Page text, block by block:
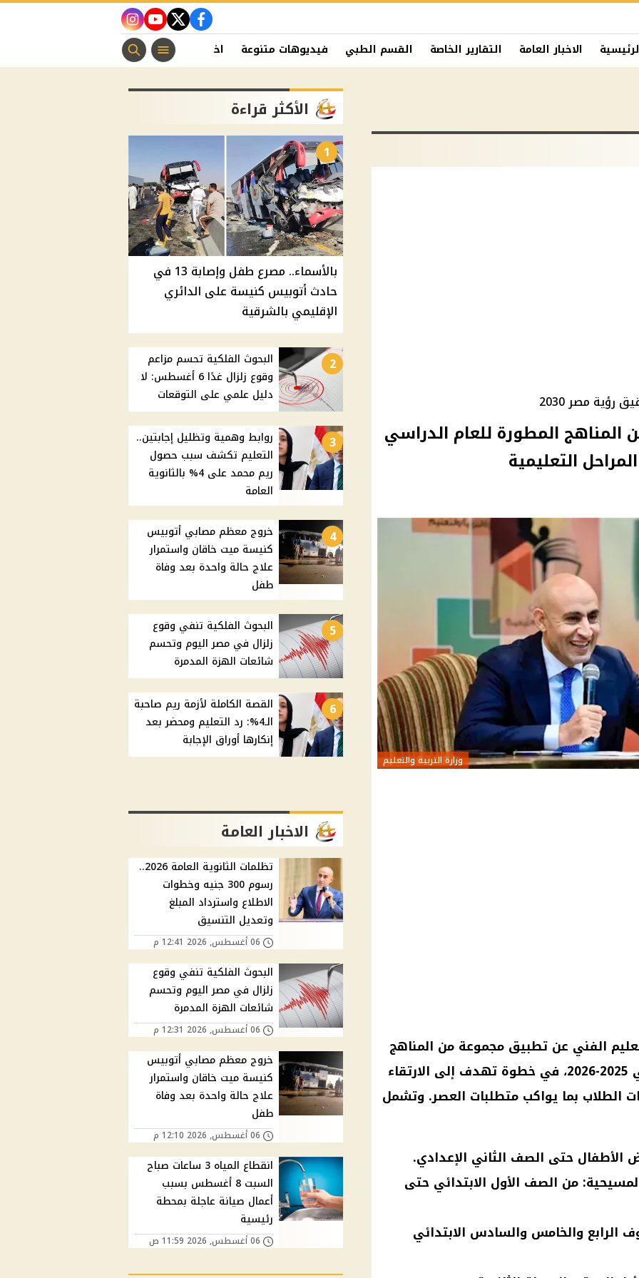
facebook
twitter
youtube
instagram
الاخبار العامة التقارير الخاصة القسم الطبي فيديوهات متنوعة اخبار الفن منوعات مسيحية
مصر 2030
المناهج المطورة للعام الدراسي
وزارة التربية والتعليم
الفني عن تطبيق مجموعة من المناهج
المطورة بداية من العام الدراسي 2025-2026، في خطوة تهدف إلى الارتقاء
الطلاب بما يواكب متطلبات العصر. وتشمل
الأطفال حتى الصف الثاني الإعدادي.
من الصف الأول الابتدائي حتى
الرابع والخامس والسادس الابتدائي
الأكثر قراءة
1
بالأسماء.. مصرع طفل وإصابة 13 في
حادث أتوبيس كنيسة على الدائري
الإقليمي بالشرقية
2
البحوث الفلكية تحسم مزاعم
وقوع زلزال غدًا 6 أغسطس: لا
دليل علمي على التوقعات
3
روابط وهمية وتظليل إجابتين..
التعليم تكشف سبب حصول
ريم محمد على 4% بالثانوية
العامة
4
خروج معظم مصابي أتوبيس
كنيسة ميت خاقان واستمرار
علاج حالة واحدة بعد وفاة
طفل
5
البحوث الفلكية تنفي وقوع
زلزال في مصر اليوم وتحسم
شائعات الهزة المدمرة
6
القصة الكاملة لأزمة ريم صاحبة
الـ4%: رد التعليم ومحضر بعد
إنكارها أوراق الإجابة
الاخبار العامة
تظلمات الثانوية العامة 2026..
رسوم 300 جنيه وخطوات
الاطلاع واسترداد المبلغ
وتعديل التنسيق
06 أغسطس, 2026 12:41 م
البحوث الفلكية تنفي وقوع
زلزال في مصر اليوم وتحسم
شائعات الهزة المدمرة
06 أغسطس, 2026 12:31 م
خروج معظم مصابي أتوبيس
كنيسة ميت خاقان واستمرار
علاج حالة واحدة بعد وفاة
طفل
06 أغسطس, 2026 12:10 م
انقطاع المياه 3 ساعات صباح
السبت 8 أغسطس بسبب
أعمال صيانة عاجلة بمحطة
رئيسية
06 أغسطس, 2026 11:59 ص